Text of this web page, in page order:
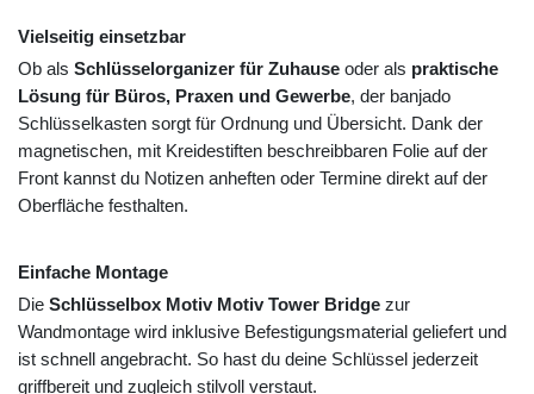
Vielseitig einsetzbar
Ob als Schlüsselorganizer für Zuhause oder als praktische
Lösung für Büros, Praxen und Gewerbe, der banjado
Schlüsselkasten sorgt für Ordnung und Übersicht. Dank der
magnetischen, mit Kreidestiften beschreibbaren Folie auf der
Front kannst du Notizen anheften oder Termine direkt auf der
Oberfläche festhalten.
Einfache Montage
Die Schlüsselbox Motiv Motiv Tower Bridge zur
Wandmontage wird inklusive Befestigungsmaterial geliefert und
ist schnell angebracht. So hast du deine Schlüssel jederzeit
griffbereit und zugleich stilvoll verstaut.